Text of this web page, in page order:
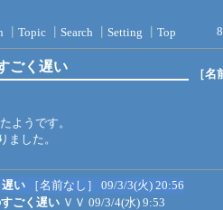
Topic Search Setting Top
ごく遅い ［
ようです。
ました。
い ［名前なし］
09/3/3(火) 20:56
ごく遅い ＶＶ 09/3/4(水) 9:53